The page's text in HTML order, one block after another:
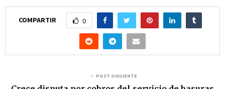
COMPARTIR 0
POST SIGUIENTE